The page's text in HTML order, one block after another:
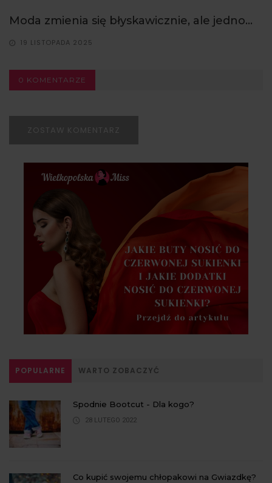
Moda zmienia się błyskawicznie, ale jedno...
19 LISTOPADA 2025
0 KOMENTARZE
ZOSTAW KOMENTARZ
POPULARNE WARTO ZOBACZYĆ
Spodnie Bootcut - Dla kogo?
28 LUTEGO 2022
Co kupić swojemu chłopakowi na Gwiazdkę?